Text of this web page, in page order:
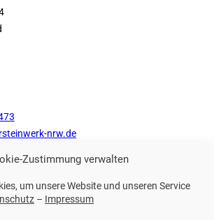
Zustimmung verwalten
um unsere Website und unseren Service
– Impressum
nrw.de